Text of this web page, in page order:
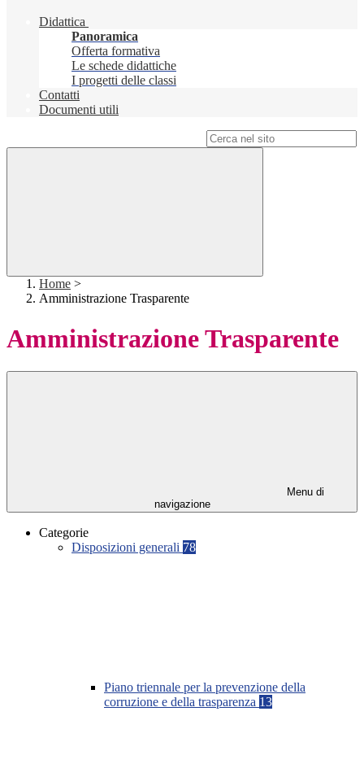
Didattica
Panoramica
Offerta formativa
Le schede didattiche
I progetti delle classi
Contatti
Documenti utili
Home >
Amministrazione Trasparente
Amministrazione Trasparente
Menu di
navigazione
Categorie
Disposizioni generali 78
Piano triennale per la prevenzione della
corruzione e della trasparenza 13